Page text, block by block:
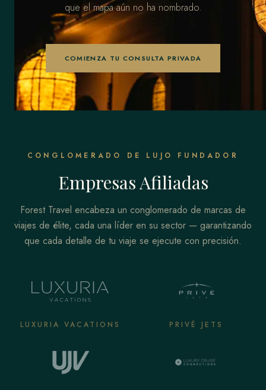
que el mapa aún no ha nombrado.
COMIENZA TU CONSULTA PRIVADA
CONGLOMERADO DE LUJO FUNDADOR
Empresas Afiliadas
Forest Travel encabeza un conglomerado de marcas de
viajes de élite, cada una líder en su sector — garantizando
que cada detalle de tu viaje se ejecute con precisión.
LUXURIA VACATIONS PRIVÉ JETS